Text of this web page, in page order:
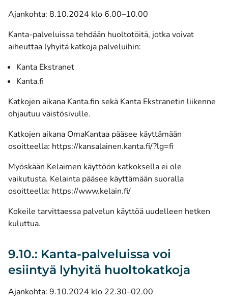
Ajankohta: 8.10.2024 klo 6.00–10.00
Kanta-palveluissa tehdään huoltotöitä, jotka voivat
aiheuttaa lyhyitä katkoja palveluihin:
Kanta Ekstranet
Kanta.fi
Katkojen aikana Kanta.fin sekä Kanta Ekstranetin liikenne
ohjautuu väistösivulle.
Katkojen aikana OmaKantaa pääsee käyttämään
osoitteella: https://kansalainen.kanta.fi/?lg=fi
Myöskään Kelaimen käyttöön katkoksella ei ole
vaikutusta. Kelainta pääsee käyttämään suoralla
osoitteella: https://www.kelain.fi/
Kokeile tarvittaessa palvelun käyttöä uudelleen hetken
kuluttua.
9.10.: Kanta-palveluissa voi
esiintyä lyhyitä huoltokatkoja
Ajankohta: 9.10.2024 klo 22.30–02.00